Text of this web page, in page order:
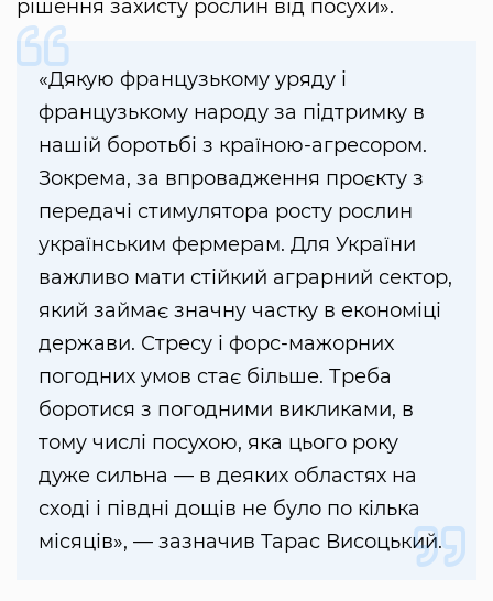
рішення захисту рослин від посухи».
«Дякую французькому уряду і
французькому народу за підтримку в
нашій боротьбі з країною-агресором.
Зокрема, за впровадження проєкту з
передачі стимулятора росту рослин
українським фермерам. Для України
важливо мати стійкий аграрний сектор,
який займає значну частку в економіці
держави. Стресу і форс-мажорних
погодних умов стає більше. Треба
боротися з погодними викликами, в
тому числі посухою, яка цього року
дуже сильна — в деяких областях на
сході і півдні дощів не було по кілька
місяців», — зазначив Тарас Висоцький.